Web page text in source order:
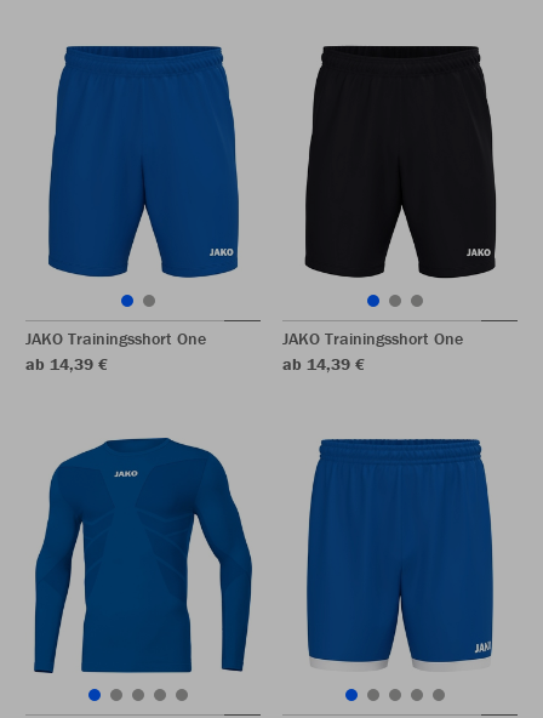
JAKO Trainingsshort One
ab 14,39 €
JAKO Trainingsshort One
ab 14,39 €